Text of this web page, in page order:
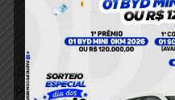
Anterior
Polícia Militar prende dois